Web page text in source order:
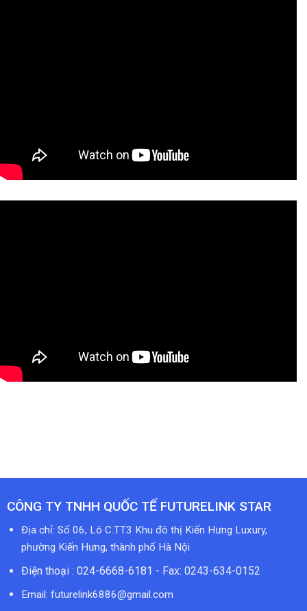
CÔNG TY TNHH QUỐC TẾ FUTURELINK STAR
Địa chỉ: Số 06, Lô C.TT3 Khu đô thị Kiến Hưng Luxury,
phường Kiến Hưng, thành phố Hà Nội
Điện thoại : 024-6668-6181 - Fax: 0243-634-0152
Email: futurelink6886@gmail.com